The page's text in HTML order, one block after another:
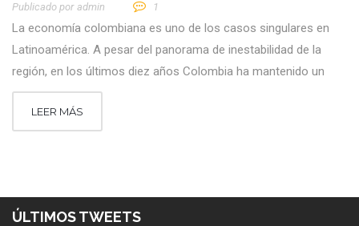
Publicado por Admin 1
La economía colombiana es uno de los casos singulares en
Latinoamérica. A pesar del panorama de inestabilidad de la
región, en los últimos diez años Colombia ha mantenido un
LEER MÁS
ÚLTIMOS TWEETS